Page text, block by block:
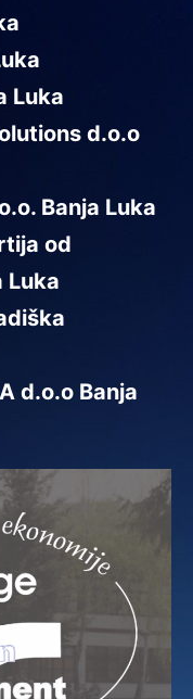
Luka
d.o.o
Banja Luka
od
Luka
d.o.o Banja